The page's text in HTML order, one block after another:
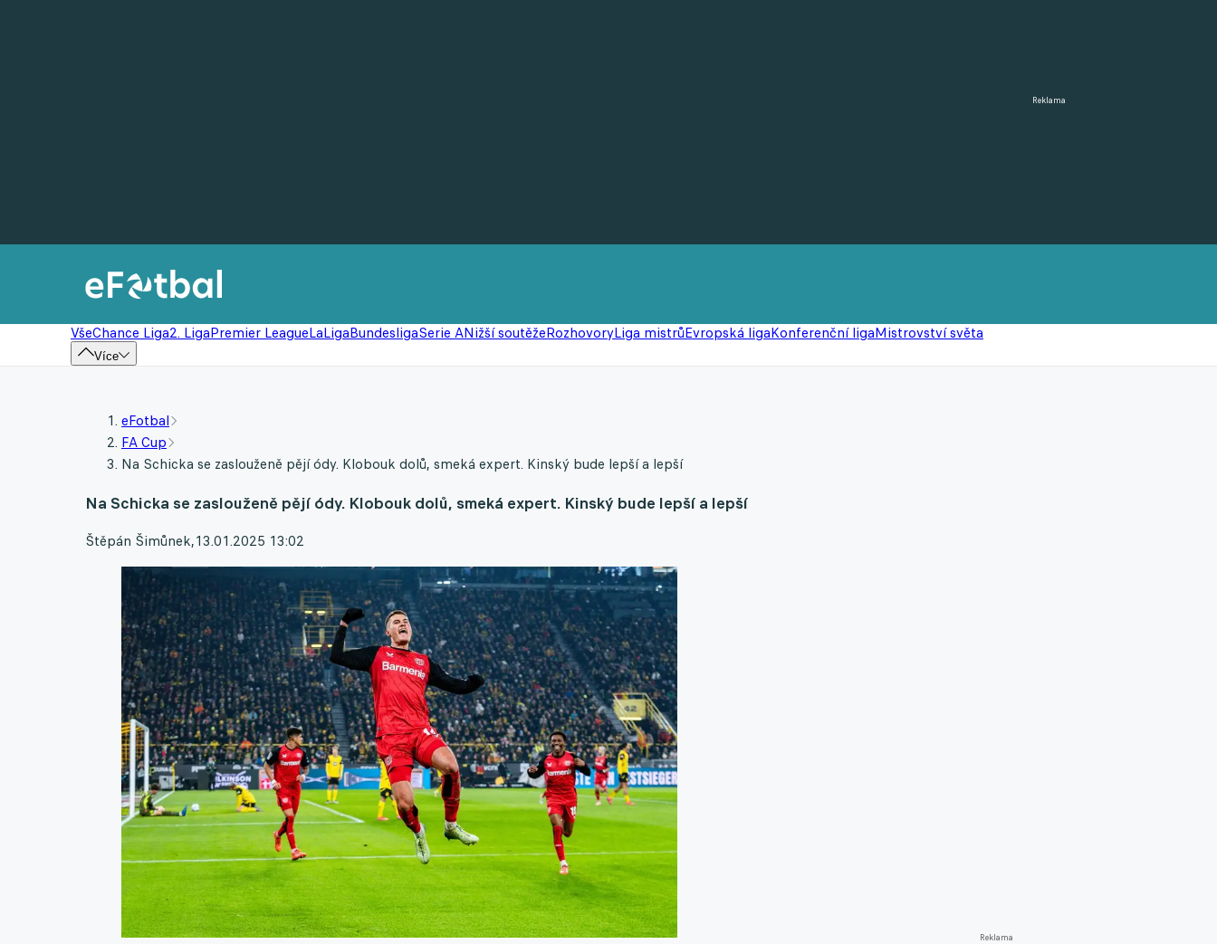
Reklama
VšeChance Liga2. LigaPremier LeagueLaLigaBundesligaSerie ANižší soutěžeRozhovoryLiga mistrůEvropská ligaKonferenční ligaMistrovství světa
Více
Reklama
eFotbal
FA Cup
Na Schicka se zaslouženě pějí ódy. Klobouk dolů, smeká expert. Kinský bude lepší a lepší
Na Schicka se zaslouženě pějí ódy. Klobouk dolů, smeká expert. Kinský bude lepší a lepší
Štěpán Šimůnek,13.01.2025 13:02